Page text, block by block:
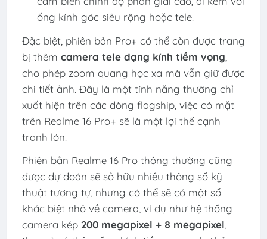
ống kính góc siêu rộng hoặc tele.
Đặc biệt, phiên bản Pro+ có thể còn được trang
bị thêm camera tele dạng kính tiềm vọng
cho phép zoom quang học xa mà vẫn giữ được
chi tiết ảnh. Đây là một tính năng thường chỉ
xuất hiện trên các dòng flagship, việc có mặt
trên Realme 16 Pro+ sẽ là một lợi thế cạnh
tranh lớn.
Phiên bản Realme 16 Pro thông thường cũng
được dự đoán sẽ sở hữu nhiều thông số kỹ
thuật tương tự, nhưng có thể sẽ có một số
khác biệt nhỏ về camera, ví dụ như hệ thống
camera kép 200 megapixel + 8 megapixel